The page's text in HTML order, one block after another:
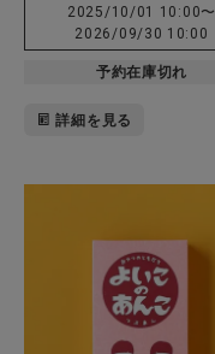
2025/10/01 10:00〜
2026/09/30 10:00
予約在庫切れ
詳細を見る